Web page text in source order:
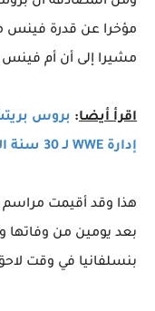
مؤخرا عن قدرة فينس
مشيرا إلى أن أم فينس بلغت 101 عاما ولا
اقرأ أيضا: بروس
إدارة WWE لـ 30 سنة القادمة
هذا وقد أقيمت
بعد يومين من
بنسلفانيا في وقت